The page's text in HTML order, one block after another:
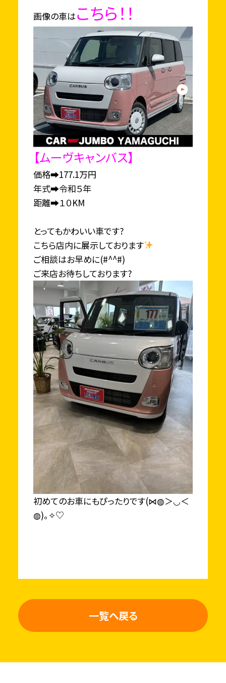
画像の車はこちら！！
【ムーヴキャンバス】
価格➡177.1万円
年式➡令和５年
距離➡１０KM
とってもかわいい車です?
こちら店内に展示しております
ご相談はお早めに(#^^#)
ご来店お待ちしております?
初めてのお車にもぴったりです(⋈◍＞◡＜
◍)。✧♡
一覧へ戻る